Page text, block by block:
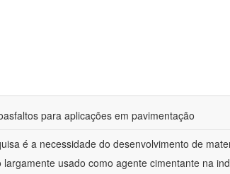
para aplicações em pavimentação
é a necessidade do desenvolvimento de
usado como agente cimentante na